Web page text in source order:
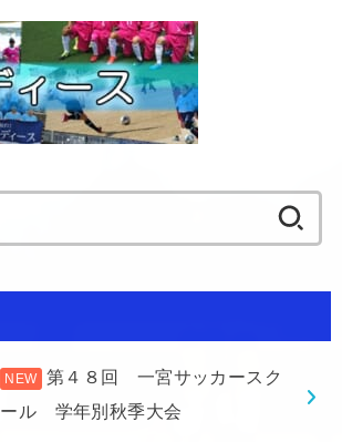
for:
第４８回 一宮サッカースク
ール 学年別秋季大会